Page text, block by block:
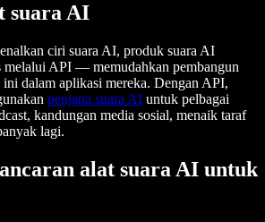
suara AI
ciri suara AI, produk suara AI
melalui API — memudahkan pembangun
dalam aplikasi mereka. Dengan API,
penjana suara AI untuk pelbagai
kandungan media sosial, menaik taraf
lagi.
alat suara AI untuk